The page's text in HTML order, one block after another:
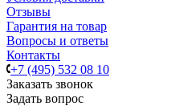
Отзывы
Гарантия на товар
Вопросы и ответы
Контакты
+7 (495) 532 08 10
Заказать звонок
Задать вопрос